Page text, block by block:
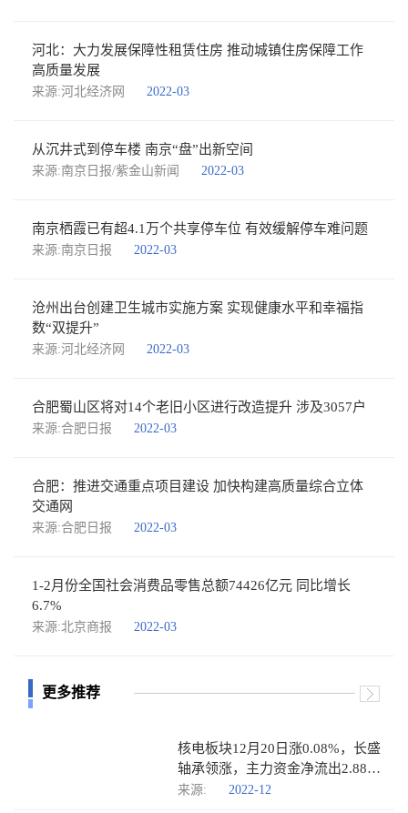
河北：大力发展保障性租赁住房 推动城镇住房保障工作
高质量发展
来源:河北经济网 2022-03
从沉井式到停车楼 南京“盘”出新空间
来源:南京日报/紫金山新闻 2022-03
南京栖霞已有超4.1万个共享停车位 有效缓解停车难问题
来源:南京日报 2022-03
沧州出台创建卫生城市实施方案 实现健康水平和幸福指
数“双提升”
来源:河北经济网 2022-03
合肥蜀山区将对14个老旧小区进行改造提升 涉及3057户
来源:合肥日报 2022-03
合肥：推进交通重点项目建设 加快构建高质量综合立体
交通网
来源:合肥日报 2022-03
1-2月份全国社会消费品零售总额74426亿元 同比增长
6.7%
来源:北京商报 2022-03
更多推荐
核电板块12月20日涨0.08%，长盛
轴承领涨，主力资金净流出2.88亿
元_世界今日报
来源: 2022-12